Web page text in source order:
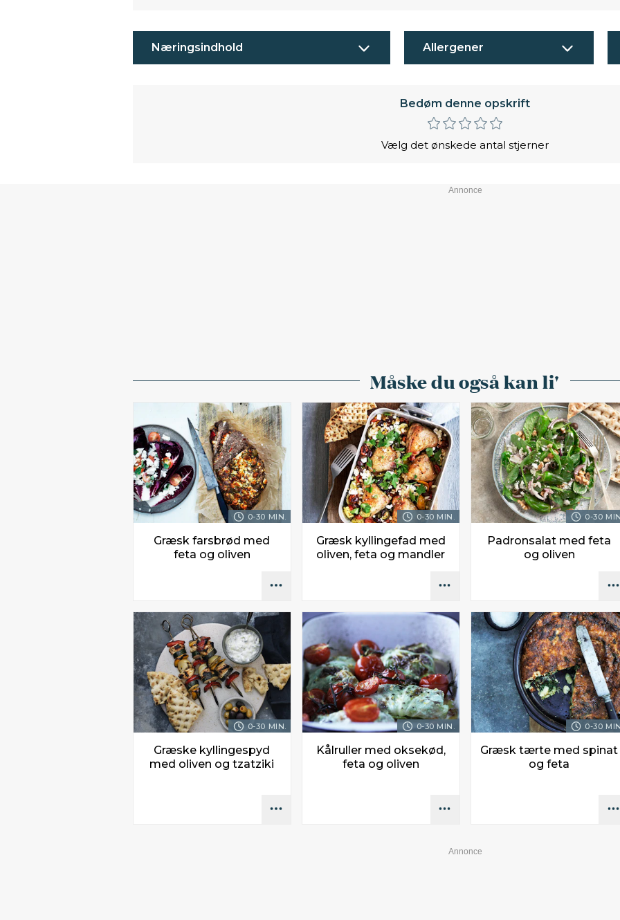
Næringsindhold Allergener
Bedøm denne opskrift
Vælg det ønskede antal stjerner
Måske du også kan li'
0-30 MIN.
Græsk farsbrød med
feta og oliven
0-30 MIN.
Græsk kyllingefad med
oliven, feta og mandler
0-30
Padronsalat med feta
og oliven
0-30 MIN.
Græske kyllingespyd
med oliven og tzatziki
0-30 MIN.
Kålruller med oksekød,
feta og oliven
0-30
Græsk tærte med spinat
og feta